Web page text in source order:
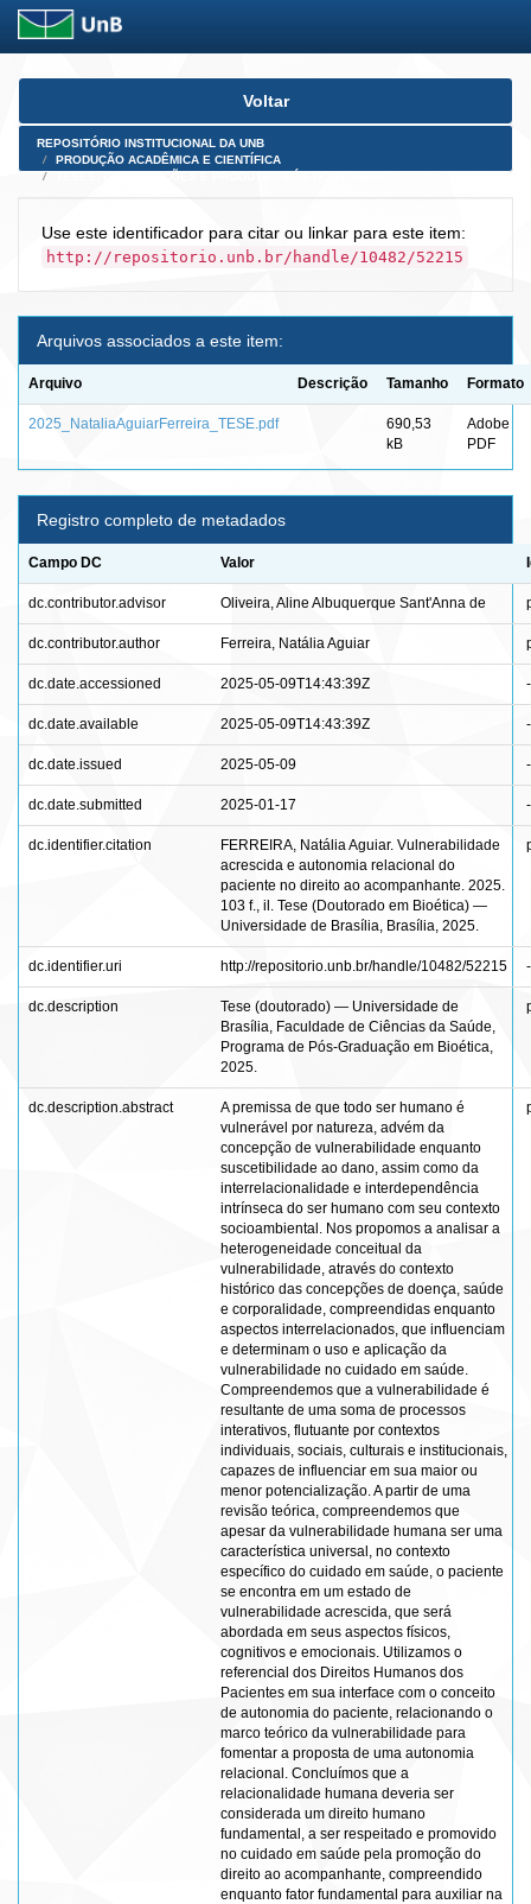
Skip
Voltar
REPOSITÓRIO INSTITUCIONAL DA UNB
PRODUÇÃO ACADÊMICA E CIENTÍFICA
Use este identificador para citar ou linkar para este item:
http://repositorio.unb.br/handle/10482/52215
Arquivos associados a este item:
Arquivo Descrição Tamanho Formato
2025_NataliaAguiarFerreira_TESE.pdf
690,53
kB
Adobe
PDF
Registro completo de metadados
Campo DC Valor
dc.contributor.advisor Oliveira, Aline Albuquerque Sant'Anna de
dc.contributor.author Ferreira, Natália Aguiar
dc.date.accessioned 2025-05-09T14:43:39Z -
dc.date.available 2025-05-09T14:43:39Z -
dc.date.issued 2025-05-09 -
dc.date.submitted 2025-01-17 -
dc.identifier.citation
FERREIRA, Natália Aguiar. Vulnerabilidade
acrescida e autonomia relacional do
paciente no direito ao acompanhante. 2025.
103 f., il. Tese (Doutorado em Bioética) —
Universidade de Brasília, Brasília, 2025.
dc.identifier.uri http://repositorio.unb.br/handle/10482/52215 -
dc.description
Tese (doutorado) — Universidade de
Brasília, Faculdade de Ciências da Saúde,
Programa de Pós-Graduação em Bioética,
2025.
dc.description.abstract
A premissa de que todo ser humano é
vulnerável por natureza, advém da
concepção de vulnerabilidade enquanto
suscetibilidade ao dano, assim como da
interrelacionalidade e interdependência
intrínseca do ser humano com seu contexto
socioambiental. Nos propomos a analisar a
heterogeneidade conceitual da
vulnerabilidade, através do contexto
histórico das concepções de doença, saúde
e corporalidade, compreendidas enquanto
aspectos interrelacionados, que influenciam
e determinam o uso e aplicação da
vulnerabilidade no cuidado em saúde.
Compreendemos que a vulnerabilidade é
resultante de uma soma de processos
interativos, flutuante por contextos
individuais, sociais, culturais e institucionais,
capazes de influenciar em sua maior ou
menor potencialização. A partir de uma
revisão teórica, compreendemos que
apesar da vulnerabilidade humana ser uma
característica universal, no contexto
específico do cuidado em saúde, o paciente
se encontra em um estado de
vulnerabilidade acrescida, que será
abordada em seus aspectos físicos,
cognitivos e emocionais. Utilizamos o
referencial dos Direitos Humanos dos
Pacientes em sua interface com o conceito
de autonomia do paciente, relacionando o
marco teórico da vulnerabilidade para
fomentar a proposta de uma autonomia
relacional. Concluímos que a
relacionalidade humana deveria ser
considerada um direito humano
fundamental, a ser respeitado e promovido
no cuidado em saúde pela promoção do
direito ao acompanhante, compreendido
enquanto fator fundamental para auxiliar na